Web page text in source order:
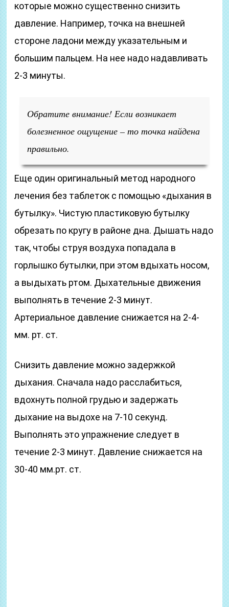
которые можно существенно снизить
давление. Например, точка на внешней
стороне ладони между указательным и
большим пальцем. На нее надо надавливать
2-3 минуты.
Обратите внимание! Если возникает
болезненное ощущение – то точка найдена
правильно.
Еще один оригинальный метод народного
лечения без таблеток с помощью «дыхания в
бутылку». Чистую пластиковую бутылку
обрезать по кругу в районе дна. Дышать надо
так, чтобы струя воздуха попадала в
горлышко бутылки, при этом вдыхать носом,
а выдыхать ртом. Дыхательные движения
выполнять в течение 2-3 минут.
Артериальное давление снижается на 2-4-
мм. рт. ст.
Снизить давление можно задержкой
дыхания. Сначала надо расслабиться,
вдохнуть полной грудью и задержать
дыхание на выдохе на 7-10 секунд.
Выполнять это упражнение следует в
течение 2-3 минут. Давление снижается на
30-40 мм.рт. ст.